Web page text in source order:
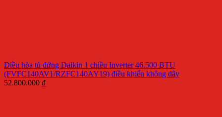
Điều hòa tủ đứng Daikin 1 chiều Inverter 46.500 BTU
(FVFC140AV1/RZFC140AY19) điều khiển không dây
52.800.000 ₫